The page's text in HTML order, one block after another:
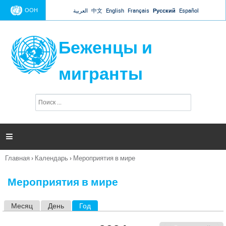
Jump to navigation
ООН العربية 中文 English Français Русский Español
Беженцы и
мигранты
п
и

Вы
Главная › Календарь › Мероприятия в мире
Мероприятия в мире
Месяц День Год